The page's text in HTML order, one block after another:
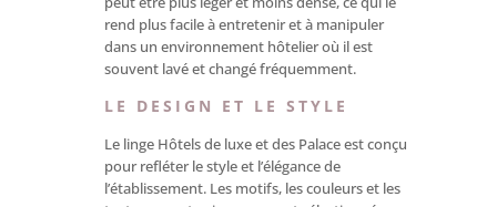
rend plus facile à entretenir et à manipuler
dans un environnement hôtelier où il est
souvent lavé et changé fréquemment.
LE DESIGN ET LE STYLE
Le linge Hôtels de luxe et des Palace est conçu
pour refléter le style et l’élégance de
l’établissement. Les motifs, les couleurs et les